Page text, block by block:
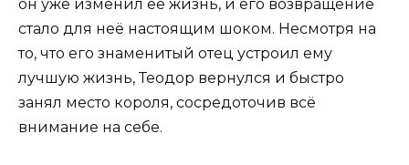
он уже изменил её жизнь, и его возвращение
стало для неё настоящим шоком. Несмотря на
то, что его знаменитый отец устроил ему
лучшую жизнь, Теодор вернулся и быстро
занял место короля, сосредоточив всё
внимание на себе.